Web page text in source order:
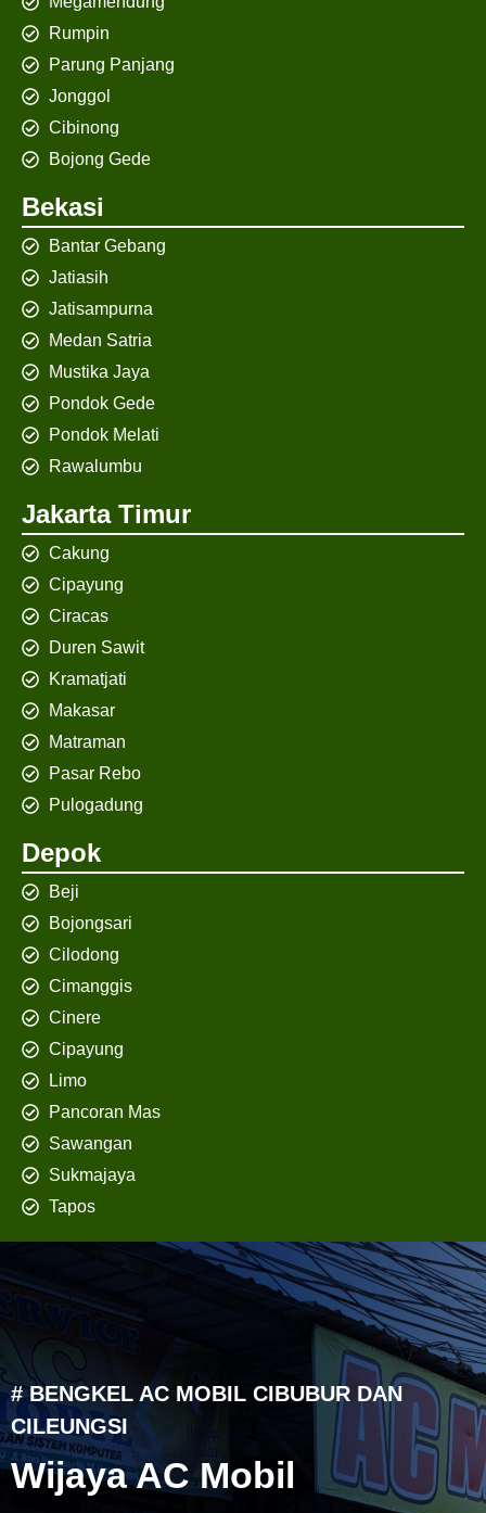
Rumpin
Parung Panjang
Jonggol
Cibinong
Bojong Gede
Bekasi
Bantar Gebang
Jatiasih
Jatisampurna
Medan Satria
Mustika Jaya
Pondok Gede
Pondok Melati
Rawalumbu
Jakarta Timur
Cakung
Cipayung
Ciracas
Duren Sawit
Kramatjati
Makasar
Matraman
Pasar Rebo
Pulogadung
Depok
Beji
Bojongsari
Cilodong
Cimanggis
Cinere
Cipayung
Limo
Pancoran Mas
Sawangan
Sukmajaya
Tapos
# BENGKEL AC MOBIL CIBUBUR DAN
CILEUNGSI
Wijaya AC Mobil